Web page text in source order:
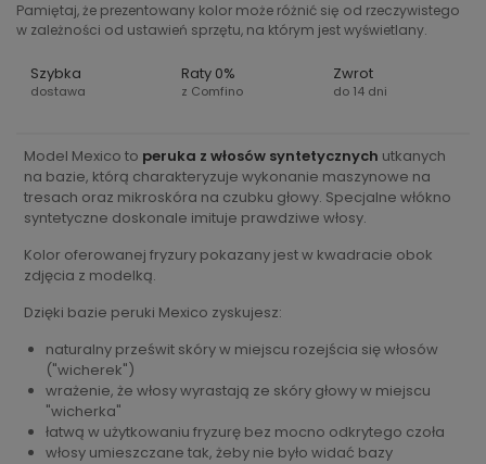
Pamiętaj, że prezentowany kolor może różnić się od rzeczywistego
w zależności od ustawień sprzętu, na którym jest wyświetlany.
Szybka
dostawa
Raty 0%
z Comfino
Zwrot
do 14 dni
Model Mexico to peruka z włosów syntetycznych utkanych
na bazie, którą charakteryzuje wykonanie maszynowe na
tresach oraz mikroskóra na czubku głowy. Specjalne włókno
syntetyczne doskonale imituje prawdziwe włosy.
Kolor oferowanej fryzury pokazany jest w kwadracie obok
zdjęcia z modelką.
Dzięki bazie peruki Mexico zyskujesz:
naturalny prześwit skóry w miejscu rozejścia się włosów
("wicherek")
wrażenie, że włosy wyrastają ze skóry głowy w miejscu
"wicherka"
łatwą w użytkowaniu fryzurę bez mocno odkrytego czoła
włosy umieszczane tak, żeby nie było widać bazy